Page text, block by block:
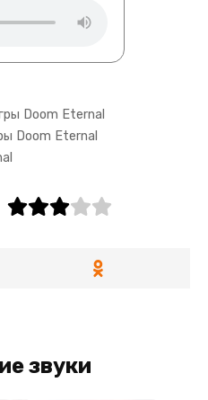
Doom Eternal
Doom Eternal
звуки